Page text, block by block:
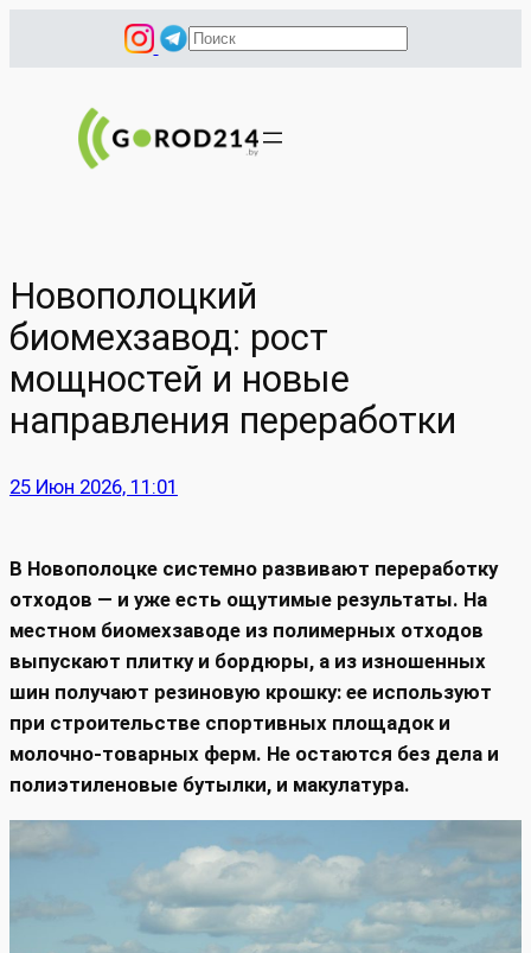
П
с
Новополоцкий
биомехзавод: рост
мощностей и новые
направления переработки
25 Июн 2026, 11:01
В Новополоцке системно развивают переработку
отходов — и уже есть ощутимые результаты. На
местном биомехзаводе из полимерных отходов
выпускают плитку и бордюры, а из изношенных
шин получают резиновую крошку: ее используют
при строительстве спортивных площадок и
молочно‑товарных ферм. Не остаются без дела и
полиэтиленовые бутылки, и макулатура.